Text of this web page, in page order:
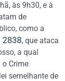
às 9h30, e à
de
como a
2838, que ataca
a qual
Crime
semelhante de